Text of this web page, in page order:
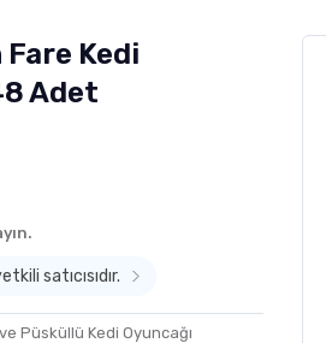
Kedi
Adet
satıcısıdır.
Püsküllü Kedi Oyuncağı